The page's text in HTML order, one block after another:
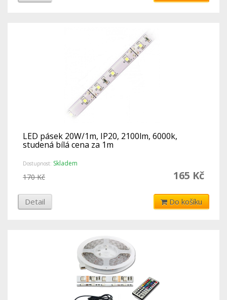
LED pásek 20W/1m, IP20, 2100lm, 6000k,
studená bílá cena za 1m
Dostupnost: Skladem
165 Kč
170 Kč
Detail Do košíku